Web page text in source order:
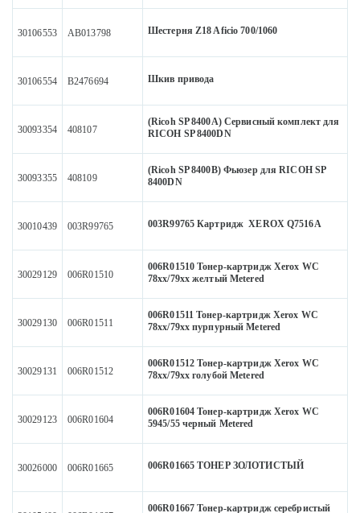
30106553 AB013798 Шестерня Z18 Aficio 700/1060
30106554 B2476694 Шкив привода
30093354 408107
(Ricoh SP 8400A) Сервисный комплект для
RICOH SP 8400DN
30093355 408109
(Ricoh SP 8400B) Фьюзер для RICOH SP
8400DN
30010439 003R99765 003R99765 Картридж XEROX Q7516A
30029129 006R01510
006R01510 Тонер-картридж Xerox WC
78хх/79хх желтый Metered
30029130 006R01511
006R01511 Тонер-картридж Xerox WC
78хх/79хх пурпурный Metered
30029131 006R01512
006R01512 Тонер-картридж Xerox WC
78хх/79хх голубой Metered
30029123 006R01604
006R01604 Тонер-картридж Xerox WC
5945/55 черный Metered
30026000 006R01665 006R01665 ТОНЕР ЗОЛОТИСТЫЙ
006R01667 Тонер-картридж серебристый